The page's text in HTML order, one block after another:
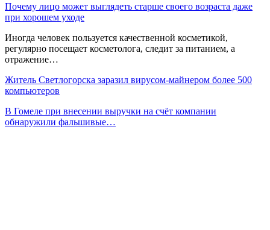
Почему лицо может выглядеть старше своего возраста даже
при хорошем уходе
Иногда человек пользуется качественной косметикой,
регулярно посещает косметолога, следит за питанием, а
отражение…
Житель Светлогорска заразил вирусом-майнером более 500
компьютеров
В Гомеле при внесении выручки на счёт компании
обнаружили фальшивые…